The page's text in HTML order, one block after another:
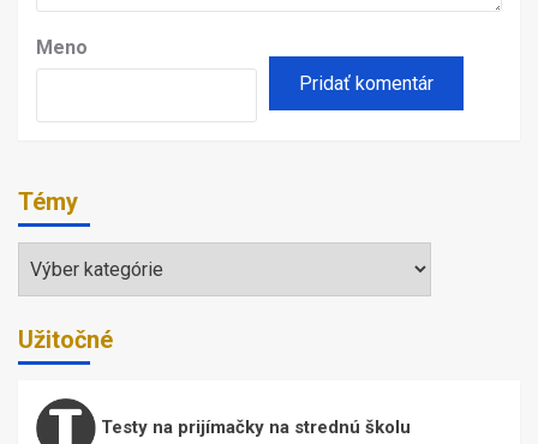
Meno
Témy
Témy
Užitočné
Testy na prijímačky na strednú školu